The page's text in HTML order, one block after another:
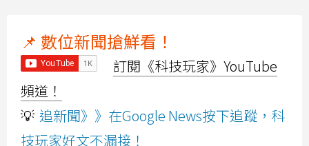
📌 數位新聞搶鮮看！
訂閱《科技玩家》YouTube
頻道！
💡 追新聞》》在Google News按下追蹤，科
技玩家好文不漏接！